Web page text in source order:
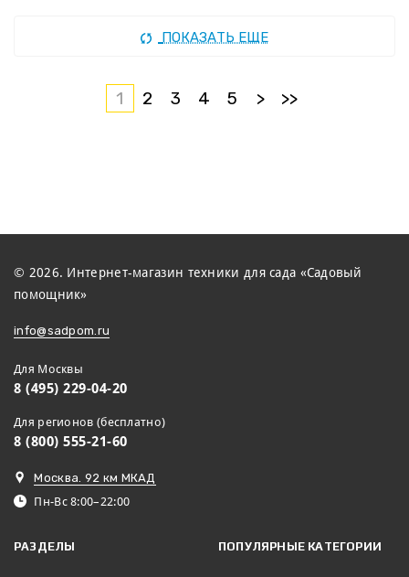
ПОКАЗАТЬ ЕЩЕ
1 2 3 4 5 > >>
© 2026. Интернет-магазин техники для сада «Садовый
помощник»
info@sadpom.ru
Для Москвы
8 (495) 229-04-20
Для регионов (бесплатно)
8 (800) 555-21-60
Москва. 92 км МКАД
Пн-Вс 8:00–22:00
РАЗДЕЛЫ ПОПУЛЯРНЫЕ КАТЕГОРИИ